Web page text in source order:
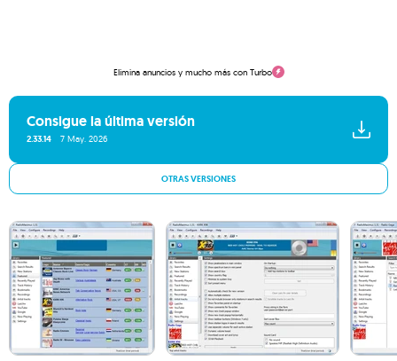
Elimina anuncios y mucho más con Turbo
Consigue la última versión
2.33.14 7 May. 2026
OTRAS VERSIONES